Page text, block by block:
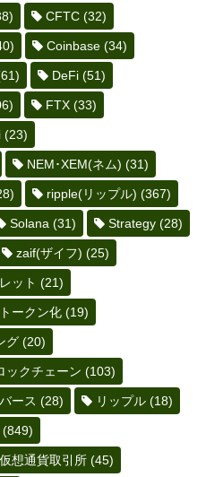
CFTC (32)
Coinbase (34)
DeFi (51)
FTX (33)
(23)
NEM･XEM(ネム) (31)
ripple(リップル) (367)
Solana (31) Strategy (28)
zaif(ザイフ) (25)
ット (21)
トークン化 (19)
グ (20)
ックチェーン (103)
ース (28) リップル (18)
(849)
仮想通貨取引所 (45)